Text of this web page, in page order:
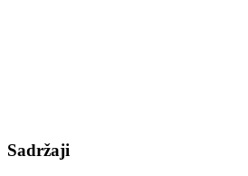
Sadržaji